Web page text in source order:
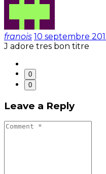
franois 10 septembre
J adore tres bon titre
0
0
Leave a Reply